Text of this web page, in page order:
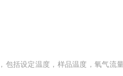
括设定温度，样品温度，氧气流